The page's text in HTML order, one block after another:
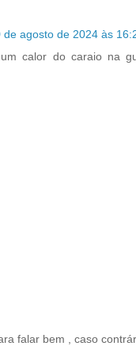
de agosto de 2024 às
calor do caraio na
falar bem , caso